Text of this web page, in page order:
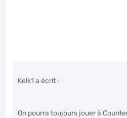
Kelk1 a écrit :
On pourra toujours jouer à